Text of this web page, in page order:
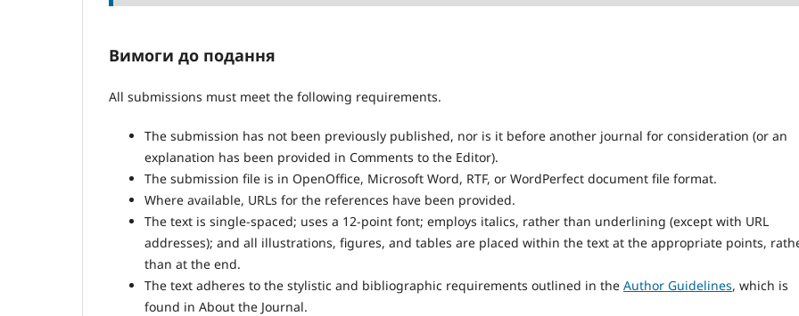
Вимоги до подання
All submissions must meet the following requirements.
The submission has not been previously published, nor is it before another journal for consideration (or an
explanation has been provided in Comments to the Editor).
The submission file is in OpenOffice, Microsoft Word, RTF, or WordPerfect document file format.
Where available, URLs for the references have been provided.
The text is single-spaced; uses a 12-point font; employs italics, rather than underlining (except with URL
addresses); and all illustrations, figures, and tables are placed within the text at the appropriate points,
than at the end.
The text adheres to the stylistic and bibliographic requirements outlined in the Author Guidelines, which is
found in About the Journal.